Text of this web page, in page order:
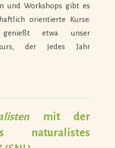
und Workshops gibt es
orientierte Kurse.
genießt etwa unser
der jedes Jahr
mit der
naturalistes